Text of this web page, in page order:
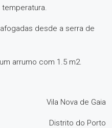
desde a serra de
arrumo com 1.5 m2.
Vila Nova de Gaia
Distrito do Porto